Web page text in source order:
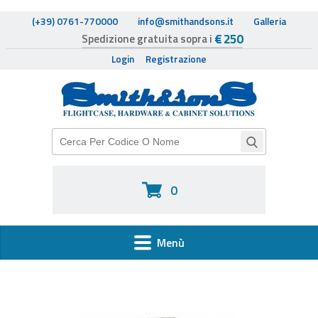
(+39) 0761-770000 info@smithandsons.it Galleria
Spedizione gratuita sopra i € 250
Login Registrazione
0
Menù